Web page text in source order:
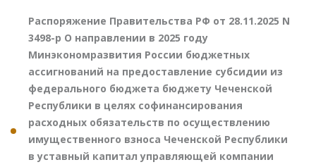
Распоряжение Правительства РФ от 28.11.2025 N
3498-р О направлении в 2025 году
Минэкономразвития России бюджетных
ассигнований на предоставление субсидии из
федерального бюджета бюджету Чеченской
Республики в целях софинансирования
расходных обязательств по осуществлению
имущественного взноса Чеченской Республики
в уставный капитал управляющей компании